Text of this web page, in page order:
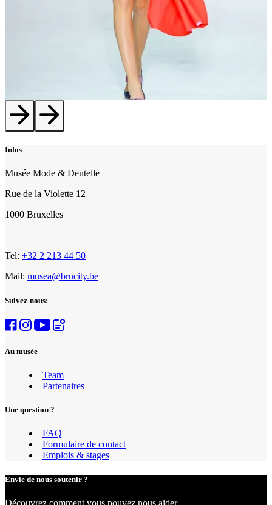
Leçon de Mode 2_Dior by Raf
Infos
Musée Mode & Dentelle
Rue de la Violette 12
1000 Bruxelles
Tel: +32 2 213 44 50
Mail: musea@brucity.be
Suivez-nous:
Au musée
Team
Partenaires
Une question ?
FAQ
Formulaire de contact
Emplois & stages
Envie de nous soutenir ?
Découvrez comment vous pouvez nous aider.